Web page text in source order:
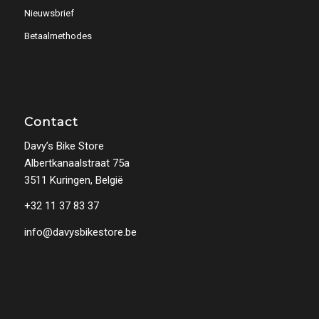
Nieuwsbrief
Betaalmethodes
Contact
Davy’s Bike Store
Albertkanaalstraat 75a
3511 Kuringen, België
+32 11 37 83 37
info@davysbikestore.be